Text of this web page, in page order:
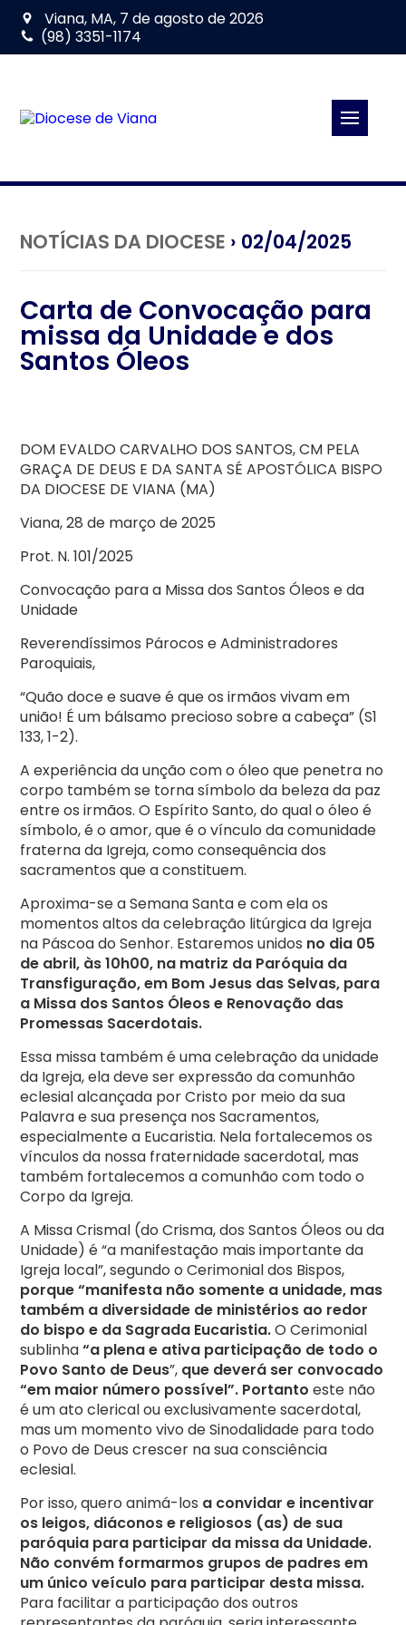
Viana, MA, 7 de agosto de 2026
(98) 3351-1174
NOTÍCIAS DA DIOCESE › 02/04/2025
Carta de Convocação para
missa da Unidade e dos
Santos Óleos
DOM EVALDO CARVALHO DOS SANTOS, CM PELA
GRAÇA DE DEUS E DA SANTA SÉ APOSTÓLICA BISPO
DA DIOCESE DE VIANA (MA)
Viana, 28 de março de 2025
Prot. N. 101/2025
Convocação para a Missa dos Santos Óleos e da
Unidade
Reverendíssimos Párocos e Administradores
Paroquiais,
“Quão doce e suave é que os irmãos vivam em
união! É um bálsamo precioso sobre a cabeça” (S1
133, 1-2).
A experiência da unção com o óleo que penetra no
corpo também se torna símbolo da beleza da paz
entre os irmãos. O Espírito Santo, do qual o óleo é
símbolo, é o amor, que é o vínculo da comunidade
fraterna da Igreja, como consequência dos
sacramentos que a constituem.
Aproxima-se a Semana Santa e com ela os
momentos altos da celebração litúrgica da Igreja
na Páscoa do Senhor. Estaremos unidos no dia 05
de abril, às 10h00, na matriz da Paróquia da
Transfiguração, em Bom Jesus das Selvas, para
a Missa dos Santos Óleos e Renovação das
Promessas Sacerdotais.
Essa missa também é uma celebração da unidade
da Igreja, ela deve ser expressão da comunhão
eclesial alcançada por Cristo por meio da sua
Palavra e sua presença nos Sacramentos,
especialmente a Eucaristia. Nela fortalecemos os
vínculos da nossa fraternidade sacerdotal, mas
também fortalecemos a comunhão com todo o
Corpo da Igreja.
A Missa Crismal (do Crisma, dos Santos Óleos ou da
Unidade) é “a manifestação mais importante da
Igreja local”, segundo o Cerimonial dos Bispos,
porque “manifesta não somente a unidade, mas
também a diversidade de ministérios ao redor
do bispo e da Sagrada Eucaristia.O Cerimonial
sublinha“a plena e ativa participação de todo o
Povo Santo de Deus”, que deverá ser convocado
“em maior número possível”. Portantoeste não
é um ato clerical ou exclusivamente sacerdotal,
mas um momento vivo de Sinodalidade para todo
o Povo de Deus crescer na sua consciência
eclesial.
Por isso, quero animá-los a convidar e incentivar
os leigos, diáconos e religiosos (as) de sua
paróquia para participar da missa da Unidade.
Não convém formarmos grupos de padres em
um único veículo para participar desta missa.
Para facilitar a participação dos outros